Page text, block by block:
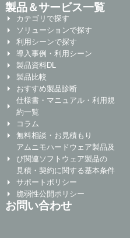
製品＆サービス一覧
カテゴリで探す
ソリューションで探す
利用シーンで探す
導入事例・利用シーン
製品資料DL
製品比較
おすすめ製品診断
仕様書・マニュアル・利用規
約一覧
コラム
無料相談・お見積もり
アムニモハードウェア製品及
び関連ソフトウェア製品の
見積・契約に関する基本条件
サポートポリシー
脆弱性公開ポリシー
お問い合わせ